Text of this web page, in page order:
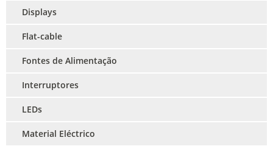
Displays
Flat-cable
Fontes de Alimentação
Interruptores
LEDs
Material Eléctrico